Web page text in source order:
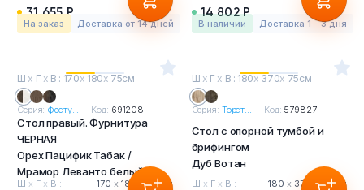
31 655 Р
На заказ Доставка от 14 дней
14 802 Р
в наличии Доставка 1 - 3 дня
Ш х Г х В : 170х 180х 75см
Серия: Фесту... Код: 691208
Стол правый. Фурнитура
ЧЕРНАЯ
Орех Пацифик Табак /
Мрамор Леванто белый
Ш х Г х В : 170 х180 х75 см
Ш х Г х В : 180х 370х 75см
Серия: Торст... Код: 579827
Стол с опорной тумбой и
брифингом
Дуб Вотан
Ш х Г х В : 180 х 370 х75 см